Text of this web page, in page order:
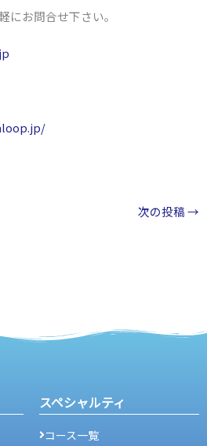
にお問合せ下さい。
次の投稿→
スペシャルティ
コース一覧